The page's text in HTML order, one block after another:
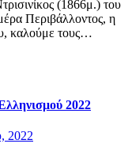
(1866μ.) του
Περιβάλλοντος, η
καλούμε τους…
2022
2022